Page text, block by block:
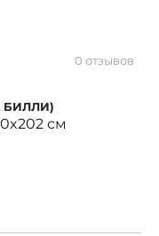
0 отзывов
БИЛЛИ)
см